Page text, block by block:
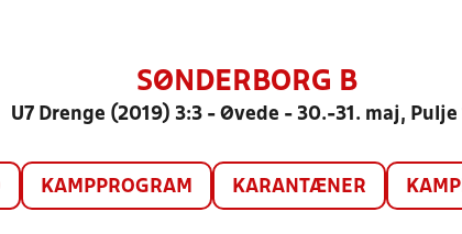
SØNDERBORG B
U7 Drenge (2019) 3:3 - Øvede - 30.-31. maj, Pulje
KAMPPROGRAM KARANTÆNER